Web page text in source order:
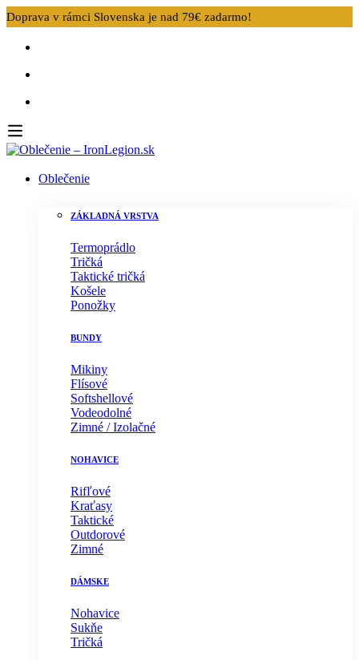
Doprava v rámci Slovenska je nad 79€ zadarmo!
Oblečenie
ZÁKLADNÁ VRSTVA
Termoprádlo
Tričká
Taktické tričká
Košele
Ponožky
BUNDY
Mikiny
Flísové
Softshellové
Vodeodolné
Zimné / Izolačné
NOHAVICE
Rifľové
Kraťasy
Taktické
Outdorové
Zimné
DÁMSKE
Nohavice
Sukňe
Tričká